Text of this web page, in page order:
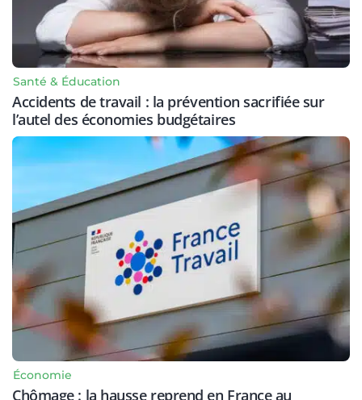
Santé & Éducation
Accidents de travail : la prévention sacrifiée sur
l’autel des économies budgétaires
Économie
Chômage : la hausse reprend en France au